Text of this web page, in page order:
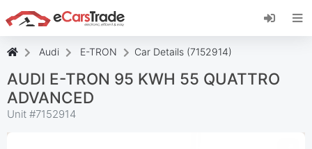
Installez l'application web eCarsTrade, ajoutez-
la à votre écran d'accueil et recevez des mises
Audi E-TRON Car Details (7152914)
AUDI E-TRON 95 KWH 55 QUATTRO
ADVANCED
Unit #7152914